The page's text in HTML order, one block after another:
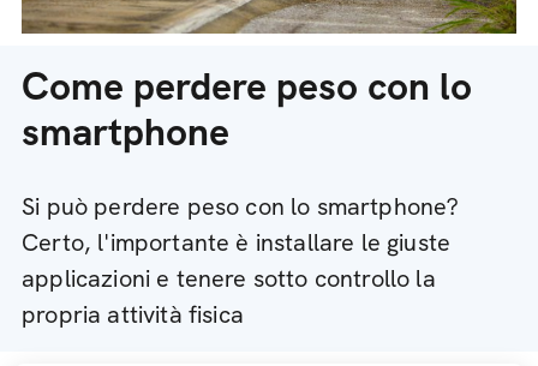
Come perdere peso con lo
smartphone
Si può perdere peso con lo smartphone?
Certo, l'importante è installare le giuste
applicazioni e tenere sotto controllo la
propria attività fisica